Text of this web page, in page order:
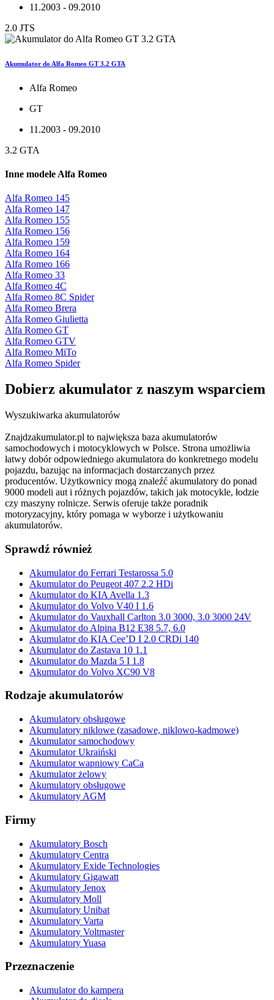
11.2003 - 09.2010
2.0 JTS
Akumulator do Alfa Romeo GT 3.2 GTA
Alfa Romeo
GT
11.2003 - 09.2010
3.2 GTA
Inne modele Alfa Romeo
Alfa Romeo 145
Alfa Romeo 147
Alfa Romeo 155
Alfa Romeo 156
Alfa Romeo 159
Alfa Romeo 164
Alfa Romeo 166
Alfa Romeo 33
Alfa Romeo 4C
Alfa Romeo 8C Spider
Alfa Romeo Brera
Alfa Romeo Giulietta
Alfa Romeo GT
Alfa Romeo GTV
Alfa Romeo MiTo
Alfa Romeo Spider
Dobierz akumulator z naszym wsparciem
Wyszukiwarka akumulatorów
Znajdzakumulator.pl to największa baza akumulatorów
samochodowych i motocyklowych w Polsce. Strona umożliwia
łatwy dobór odpowiedniego akumulatora do konkretnego modelu
pojazdu, bazując na informacjach dostarczanych przez
producentów. Użytkownicy mogą znaleźć akumulatory do ponad
9000 modeli aut i różnych pojazdów, takich jak motocykle, łodzie
czy maszyny rolnicze. Serwis oferuje także poradnik
motoryzacyjny, który pomaga w wyborze i użytkowaniu
akumulatorów.
Sprawdź również
Akumulator do Ferrari Testarossa 5.0
Akumulator do Peugeot 407 2.2 HDi
Akumulator do KIA Avella 1.3
Akumulator do Volvo V40 I 1.6
Akumulator do Vauxhall Carlton 3.0 3000, 3.0 3000 24V
Akumulator do Alpina B12 E38 5.7, 6.0
Akumulator do KIA Cee’D I 2.0 CRDi 140
Akumulator do Zastava 10 1.1
Akumulator do Mazda 5 I 1.8
Akumulator do Volvo XC90 V8
Rodzaje akumulatorów
Akumulatory obsługowe
Akumulatory niklowe (zasadowe, niklowo-kadmowe)
Akumulator samochodowy
Akumulator Ukraiński
Akumulator wapniowy CaCa
Akumulator żelowy
Akumulatory obsługowe
Akumulatory AGM
Firmy
Akumulatory Bosch
Akumulatory Centra
Akumulatory Exide Technologies
Akumulatory Gigawatt
Akumulatory Jenox
Akumulatory Moll
Akumulatory Unibat
Akumulatory Varta
Akumulatory Voltmaster
Akumulatory Yuasa
Przeznaczenie
Akumulator do kampera